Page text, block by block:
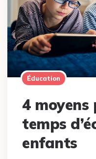
Éducation
4
temps
enfants